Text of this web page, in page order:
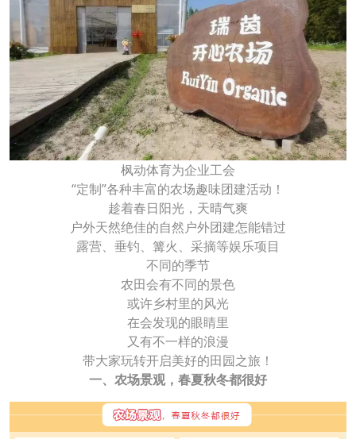
枫动体育为企业工会
“定制”各种丰富的农场趣味团建活动！
趁着春日阳光，天晴气爽
户外天然绝佳的自然户外团建怎能错过
露营、垂钓、篝火、采摘等娱乐项目
不同的季节
农田会有不同的景色
或许乡村里的风光
在会发现的眼睛里
又有不一样的浪漫
带大家玩转开启美好的田园之旅！
一、农场景观，春夏秋冬都很好